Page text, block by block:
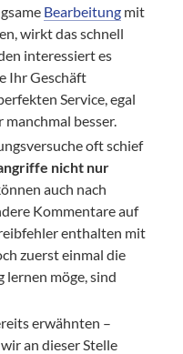
Bearbeitung mit
wirkt das schnell
interessiert es
Ihr Geschäft
Service, egal
besser.
oft schief
nicht nur
auch nach
Kommentare auf
enthalten mit
zuerst einmal die
lernen möge, sind
erwähnten –
an dieser Stelle